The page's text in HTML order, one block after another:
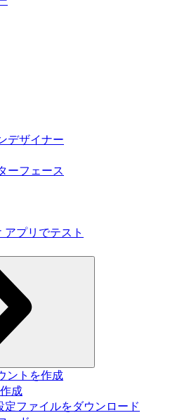
デザイナー
ーフェース
プリでテスト
ントを作成
成
ファイルをダウンロード